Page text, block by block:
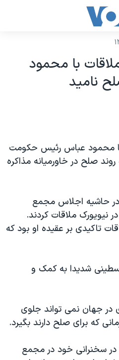
با محمود
ناميد
محمود عباس رئيس حکومت
صلح در خاورميانه مذاکره
در حاشيه اجلاس مجمع
ملاقات کردند.
تاکيدی بر عقيده او بود که
شديدا به کمک و
جهان نمی تواند جلوی
که برای صلح دارند بگيرد.
سخنرانی خود در مجمع